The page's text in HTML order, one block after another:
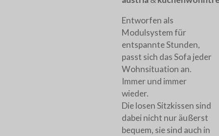
Entworfen als
Modulsystem für
entspannte Stunden,
passt sich das Sofa jeder
Wohnsituation an.
Immer und immer
wieder.
Die losen Sitzkissen sind
dabei nicht nur äußerst
bequem, sie sind auch in